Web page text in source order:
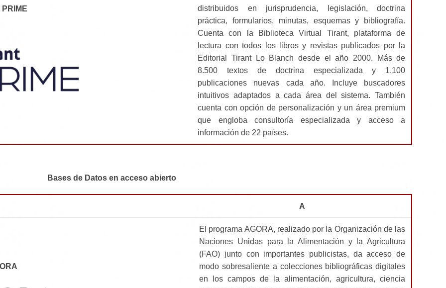
distribuidos en jurisprudencia, legislación, doctrina
práctica, formularios, minutas, esquemas y bibliografía.
Cuenta con la Biblioteca Virtual Tirant, plataforma de
lectura con todos los libros y revistas publicados por la
Editorial Tirant Lo Blanch desde el año 2000. Más de
8.500 textos de doctrina especializada y 1.100
publicaciones nuevas cada año. Incluye buscadores
intuitivos adaptados a cada área del sistema. También
cuenta con opción de personalización y un área premium
que engloba consultoría especializada y acceso a
información de 22 países.
Bases de Datos en acceso abierto
A
El programa AGORA, realizado por la Organización de las
Naciones Unidas para la Alimentación y la Agricultura
(FAO) junto con importantes publicistas, da acceso de
modo sobresaliente a colecciones bibliográficas digitales
en los campos de la alimentación, agricultura, ciencia